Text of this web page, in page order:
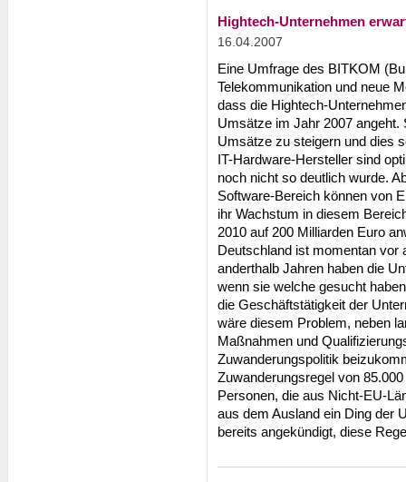
Hightech-Unternehmen
16.04.2007
Eine Umfrage des BITKOM
Telekommunikation und neue
dass die Hightech-
Umsätze im Jahr 2007
Umsätze zu steigern und dies
IT-Hardware-Hersteller sind
noch nicht so deutlich wurde.
Software-Bereich können von
ihr Wachstum in diesem
2010 auf 200 Milliarden Euro
Deutschland ist momentan vor
anderthalb Jahren haben die
wenn sie welche gesucht
die Geschäftstätigkeit der
wäre diesem Problem, neben
Maßnahmen und
Zuwanderungspolitik
Zuwanderungsregel von
Personen, die aus Nicht-EU-
aus dem Ausland ein Ding der
bereits angekündigt, diese